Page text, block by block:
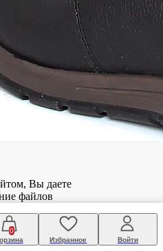
0
Избранное Войти
Вы даете
файлов